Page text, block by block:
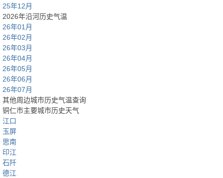
25年12月
2026年沿河历史气温
26年01月
26年02月
26年03月
26年04月
26年05月
26年06月
26年07月
其他周边城市历史气温查询
铜仁市主要城市历史天气
江口
玉屏
思南
印江
石阡
德江